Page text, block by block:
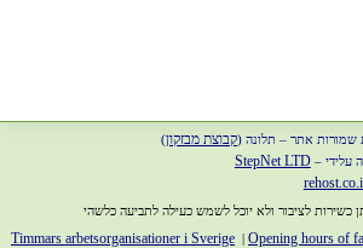
שמורות אתר – תלונה (קבוצת מבזקון)
עלידי –StepNet LTD
כשירות לציבור ולא יוכל לשמש כעילה לתביעה כלשהי
Timmars arbetsorganisationer i Sverige | Opening hours of